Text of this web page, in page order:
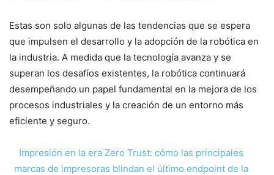
Estas son solo algunas de las tendencias que se espera
que impulsen el desarrollo y la adopción de la robótica en
la industria. A medida que la tecnología avanza y se
superan los desafíos existentes, la robótica continuará
desempeñando un papel fundamental en la mejora de los
procesos industriales y la creación de un entorno más
eficiente y seguro.
Impresión en la era Zero Trust: cómo las principales
marcas de impresoras blindan el último endpoint de la